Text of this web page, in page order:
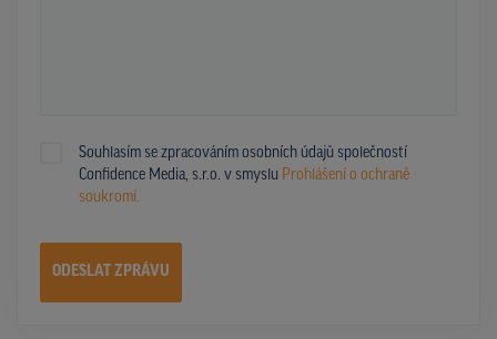
Souhlasím se zpracováním osobních údajů společností
Confidence Media, s.r.o. v smyslu Prohlášení o ochraně
soukromí.
ODESLAT ZPRÁVU